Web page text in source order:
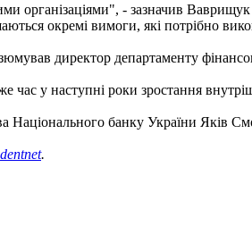
- зазначив
окремі вимоги, які потрібно
директор департаменту
час у наступні роки зростання
банку України Яків
.